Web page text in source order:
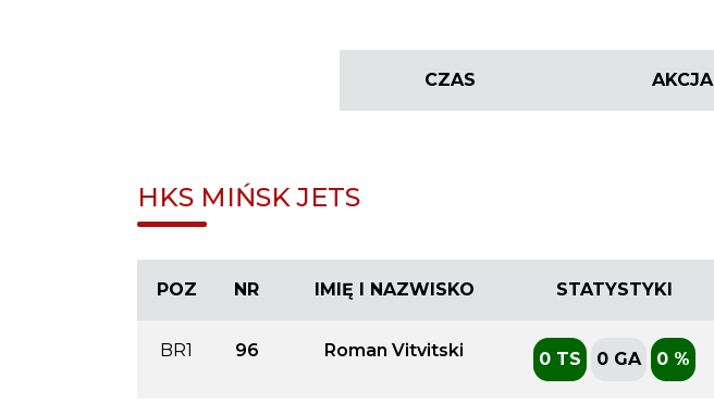
CZAS AKCJA
HKS MIŃSK JETS
POZ NR IMIĘ I NAZWISKO STATYSTYKI
BR1 96 Roman Vitvitski 0 TS 0 GA 0 %